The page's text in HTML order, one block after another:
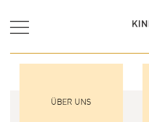
ÜBER UNS